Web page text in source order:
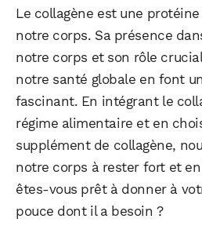
Le collagène est une
notre corps. Sa présence
notre corps et son rôle
notre santé globale en font
fascinant. En intégrant le
régime alimentaire et en
supplément de collagène,
notre corps à rester fort et
êtes-vous prêt à donner à
pouce dont il a besoin ?